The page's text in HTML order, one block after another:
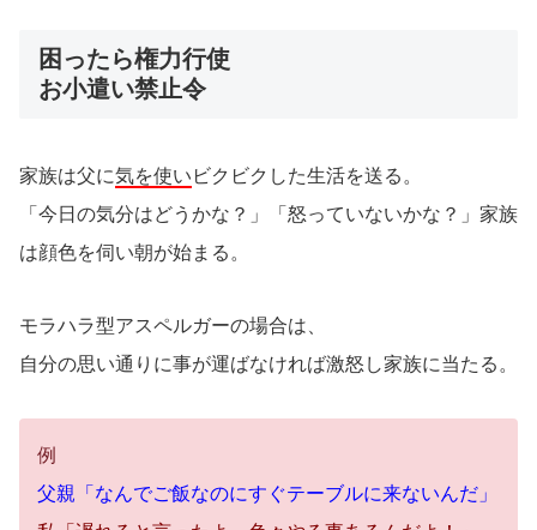
困ったら権力行使
お小遣い禁止令
家族は父に気を使い ビクビクした生活を送る。
「今日の気分はどうかな？」「怒っていないかな？」家族
は顔色を伺い朝が始まる。
モラハラ型アスペルガーの場合は、
自分の思い通りに事が運ばなければ激怒し家族に当たる。
例
父親「なんでご飯なのにすぐテーブルに来ないんだ」